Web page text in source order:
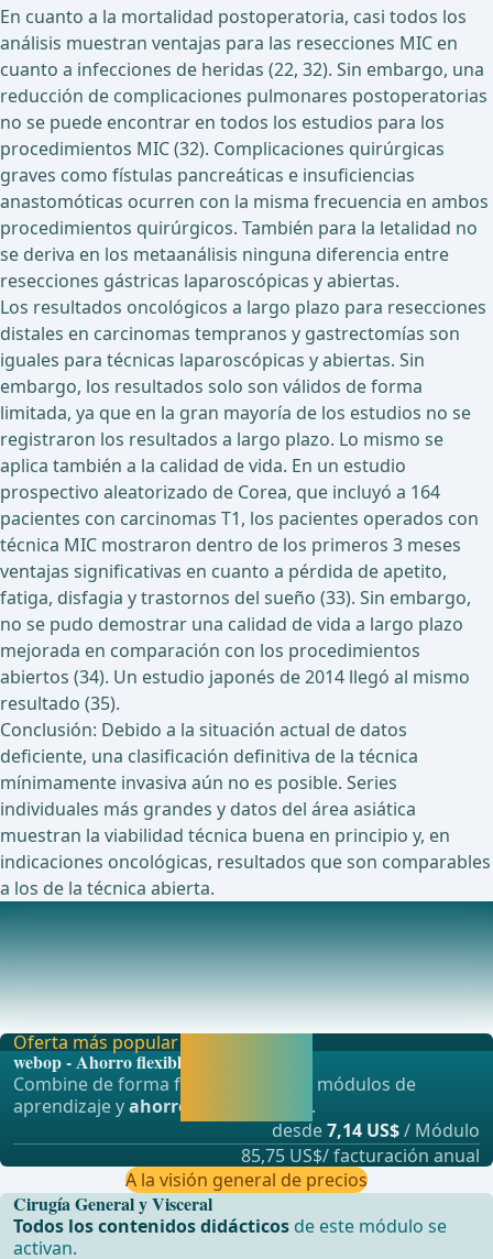
En cuanto a la mortalidad postoperatoria, casi todos los
análisis muestran ventajas para las resecciones MIC en
cuanto a infecciones de heridas (22, 32). Sin embargo, una
reducción de complicaciones pulmonares postoperatorias
no se puede encontrar en todos los estudios para los
procedimientos MIC (32). Complicaciones quirúrgicas
graves como fístulas pancreáticas e insuficiencias
anastomóticas ocurren con la misma frecuencia en ambos
procedimientos quirúrgicos. También para la letalidad no
se deriva en los metaanálisis ninguna diferencia entre
resecciones gástricas laparoscópicas y abiertas.
Los resultados oncológicos a largo plazo para resecciones
distales en carcinomas tempranos y gastrectomías son
iguales para técnicas laparoscópicas y abiertas. Sin
embargo, los resultados solo son válidos de forma
limitada, ya que en la gran mayoría de los estudios no se
registraron los resultados a largo plazo. Lo mismo se
aplica también a la calidad de vida. En un estudio
prospectivo aleatorizado de Corea, que incluyó a 164
pacientes con carcinomas T1, los pacientes operados con
técnica MIC mostraron dentro de los primeros 3 meses
ventajas significativas en cuanto a pérdida de apetito,
fatiga, disfagia y trastornos del sueño (33). Sin embargo,
no se pudo demostrar una calidad de vida a largo plazo
mejorada en comparación con los procedimientos
abiertos (34). Un estudio japonés de 2014 llegó al mismo
resultado (35).
Conclusión: Debido a la situación actual de datos
deficiente, una clasificación definitiva de la técnica
mínimamente invasiva aún no es posible. Series
individuales más grandes y datos del área asiática
muestran la viabilidad técnica buena en principio y, en
indicaciones oncológicas, resultados que son comparables
a los de la técnica abierta.
Estudios en curso actualmente sobre este tema
Estudios en curso actualmente sobre este
temaQuimioterapia intraperitoneal hipertérmica en el
trata
Oferta más popular
webop - Ahorro flexible
Combine de forma flexible nuestros módulos de
aprendizaje yahorre hasta un 50% .
desde7,14 US$/ Módulo
85,75 US$/ facturación anual
A la visión general de precios
Cirugía General y Visceral
Todos los contenidos didácticos de este módulo se
activan.